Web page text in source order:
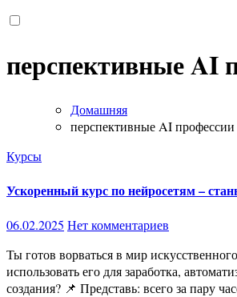
перспективные AI
Домашняя
перспективные AI профессии
Курсы
Ускоренный курс по нейросетям –
06.02.2025 Нет комментариев
Ты готов ворваться в мир искусственного интеллекта и
использовать его для заработка,
создания? 📌 Представь: всего за пару